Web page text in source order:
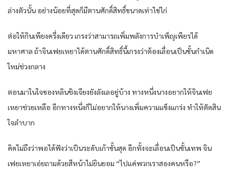
ล่าง​ตัว​นั้น​ อย่าง​น้อยที่สุด​ก็​มีตาน​ศักดิ์สิทธิ์​ขนาด​เท่า​ไข่ไก่​
ต่อให้​กิน​เพียง​ครึ่ง​เดียว​ เกรง​ว่า​สามารถ​เพิ่ม​พลัง​การ​บำเพ็ญ​เพียร​ได้​
มหาศาล​ ถ้าจิน​เฟย​เหยา​ได้​ตาน​ศักดิ์สิทธิ์​นี้​เกรง​ว่า​ต้อง​เลื่อน​เป็น​ขั้น​กำเนิด​
ใหม่​ช่วง​กลาง​
ตอน​มาใน​ใจของ​หลิน​ชิงเจียง​ยัง​ลังเล​อยู่​บ้าง​ ทาง​หนึ่ง​นาง​อยาก​ให้​จิน​เฟย​
เหยา​ช่วยเหลือ​ อีก​ทาง​หนึ่ง​ก็​ไม่อยาก​ให้​นาง​เพิ่ม​ความ​แข็งแกร่ง​ ทำให้​ตัดสิน
ใจ​ลำบาก​
คิดไม่ถึง​ว่า​พอได้​ฟังว่า​เป็น​ระดับ​เก้า​ขั้น​สุด​ อีก​ทั้ง​จะเลื่อน​เป็น​ขั้น​เทพ​ จิน​
เฟย​เหยา​เอ่ย​ถามด้วย​สีหน้า​ไม่ยินยอม​ “ไปแค่​พวกเรา​สอง​คน​หรือ​?”